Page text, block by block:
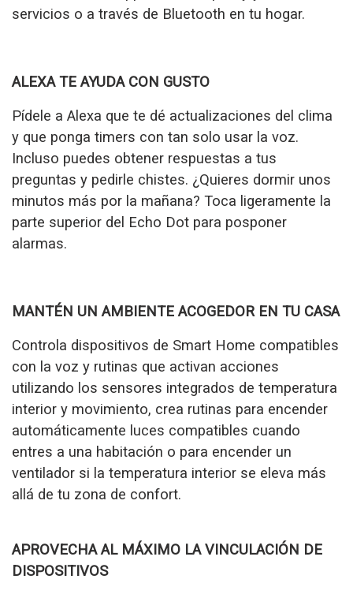
servicios o a través de Bluetooth en tu hogar.
ALEXA TE AYUDA CON GUSTO
Pídele a Alexa que te dé actualizaciones del clima
y que ponga timers con tan solo usar la voz.
Incluso puedes obtener respuestas a tus
preguntas y pedirle chistes. ¿Quieres dormir unos
minutos más por la mañana? Toca ligeramente la
parte superior del Echo Dot para posponer
alarmas.
MANTÉN UN AMBIENTE ACOGEDOR EN TU CASA
Controla dispositivos de Smart Home compatibles
con la voz y rutinas que activan acciones
utilizando los sensores integrados de temperatura
interior y movimiento, crea rutinas para encender
automáticamente luces compatibles cuando
entres a una habitación o para encender un
ventilador si la temperatura interior se eleva más
allá de tu zona de confort.
APROVECHA AL MÁXIMO LA VINCULACIÓN DE
DISPOSITIVOS